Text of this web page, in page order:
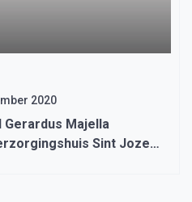
2020
Majella
Sint Jozef